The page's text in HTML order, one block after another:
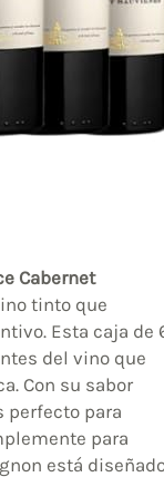
Cabernet
tinto que
Esta caja de
del vino que
Con su sabor
perfecto para
para
está